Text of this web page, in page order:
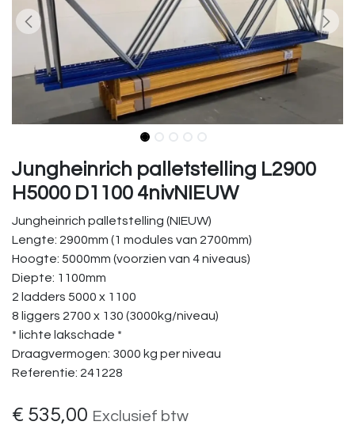
Jungheinrich palletstelling L2900
H5000 D1100 4nivNIEUW
Jungheinrich palletstelling (NIEUW)
Lengte: 2900mm (1 modules van 2700mm)
Hoogte: 5000mm (voorzien van 4 niveaus)
Diepte: 1100mm
2 ladders 5000 x 1100
8 liggers 2700 x 130 (3000kg/niveau)
* lichte lakschade *
Draagvermogen: 3000 kg per niveau
Referentie: 241228
€ 535,00 Exclusief btw